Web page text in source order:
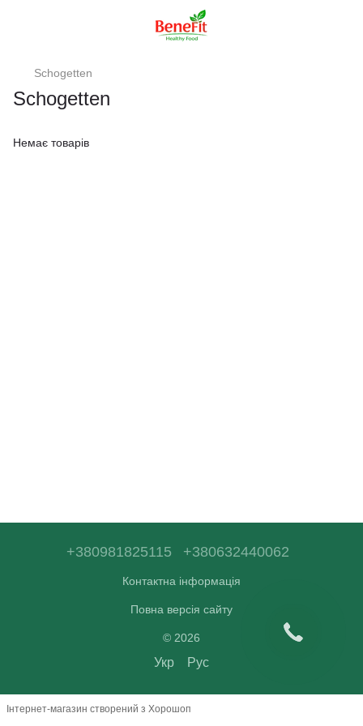
Schogetten
Schogetten
Немає товарів
+380981825115 +380632440062
Контактна інформація
Повна версія сайту
© 2026
Укр Рус
Інтернет-магазин створений з Хорошоп